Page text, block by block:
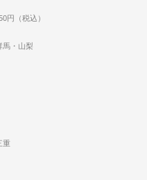
円（税込）
馬・山梨
重